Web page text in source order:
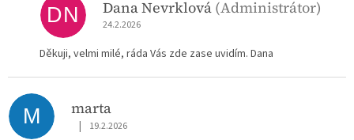
DN Dana Nevrklová (Administrátor)
24.2.2026
Děkuji, velmi milé, ráda Vás zde zase uvidím. Dana
M marta
Hodnocení obchodu je 5 z 5 hvězdiček.
| 19.2.2026